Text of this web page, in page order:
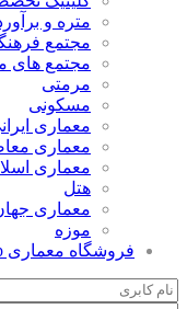
متره و
مجتمع
مجتمع های
مرمتی
مسکونی
معماری
معماری
معماری
هتل
معماری
موزه
فروشگاه معماری